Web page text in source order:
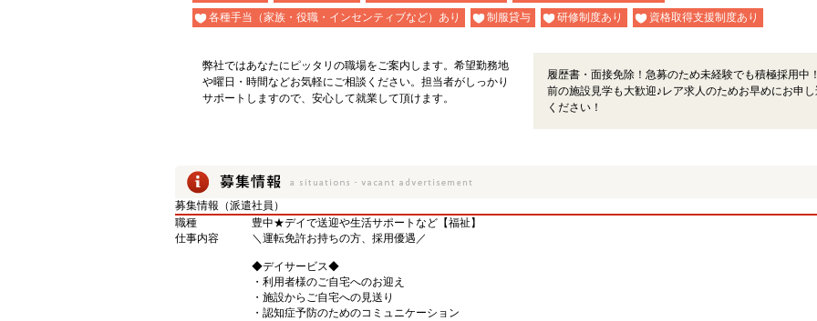
各種手当（家族・役職・インセンティブなど）あり
制服貸与 研修制度あり 資格取得支援制度あり
弊社ではあなたにピッタリの職場をご案内します。希望勤務地
や曜日・時間などお気軽にご相談ください。担当者がしっかり
サポートしますので、安心して就業して頂けます。
履歴書・面接免除！急募のため未経験でも積極採用中
前の施設見学も大歓迎♪レア求人のためお早めにお申し
ください！
募集情報（派遣社員）
職種
豊中★デイで送迎や生活サポートなど【福祉】
仕事内容
＼運転免許お持ちの方、採用優遇／
◆デイサービス◆
・利用者様のご自宅へのお迎え
・施設からご自宅への見送り
・認知症予防のためのコミュニケーション